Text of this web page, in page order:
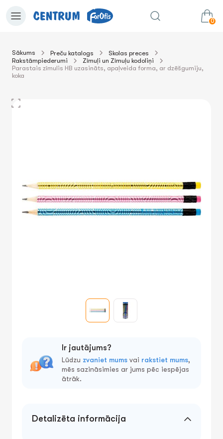
0
uz grozu Summa:0.00€
Sākums Preču katalogs
Skolas preces
Rakstāmpiederumi
Zīmuļi un Zīmuļu kodoliņi
Parastais zīmulis HB uzasināts, apaļveida forma, ar dzēšgumiju,
koka
Ir jautājums?
Lūdzu zvaniet mums vai rakstiet mums,
mēs sazināsimies ar jums pēc iespējas
ātrāk.
Detalizēta informācija